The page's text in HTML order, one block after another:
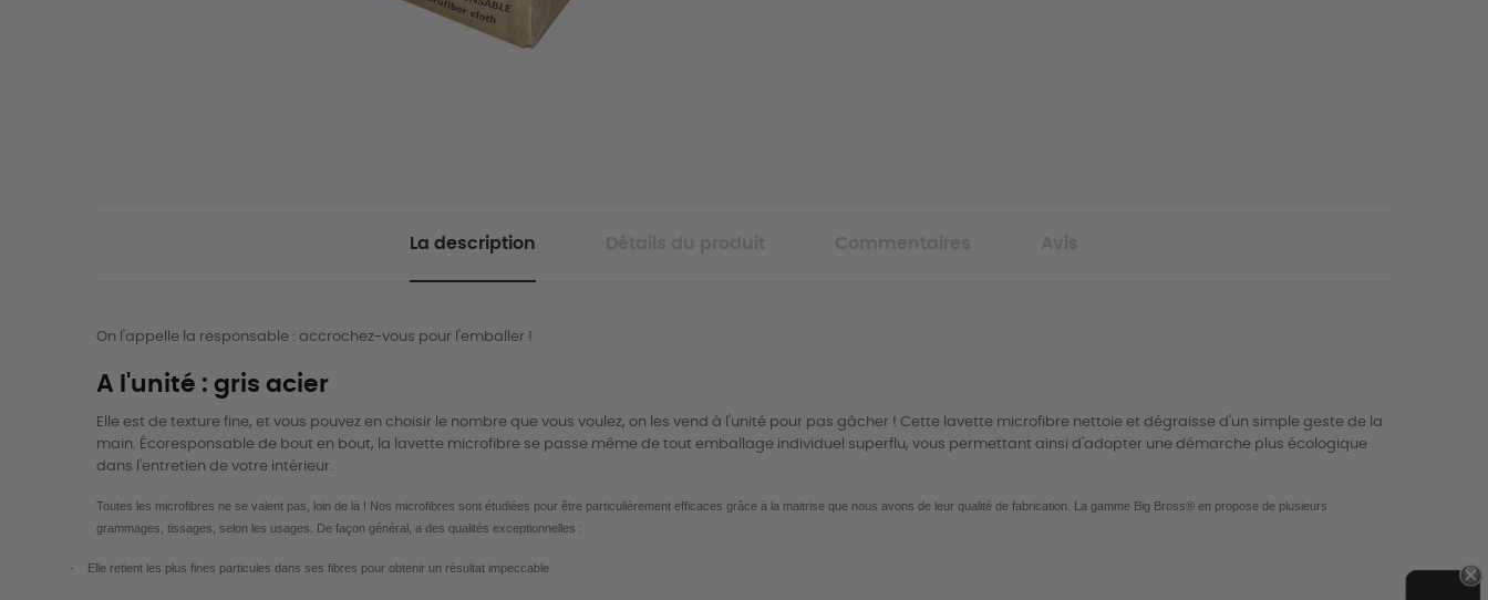
La description
On l'appelle la responsable : accrochez-vous pour l'emballer !
A l'unité : gris acier
Elle est de texture fine, et vous pouvez en choisir le nombre que vous voulez, on les vend à l'unité pour pas gâcher ! Cette lavette microfibre nettoie et dégraisse d'un simple geste de la
main. Écoresponsable de bout en bout, la lavette microfibre se passe même de tout emballage individuel superflu, vous permettant ainsi d'adopter une démarche plus écologique
dans l'entretien de votre intérieur.
Toutes les microfibres ne se valent pas, loin de là ! Nos microfibres sont étudiées pour être particulièrement efficaces grâce à la maitrise que nous avons de leur qualité de fabrication. L a gamme Big Bross® en propose de plusieurs
grammages, tissages, selon les usages. De façon général, a des qualités exceptionnelles :
- Elle retient les plus fines particules dans ses fibres pour obtenir un résultat impeccable